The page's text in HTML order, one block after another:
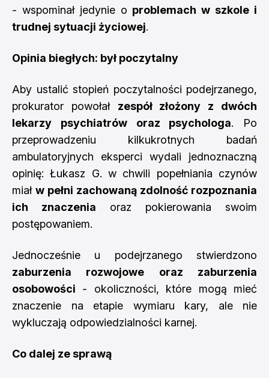
- wspominał jedynie o problemach w szkole i
trudnej sytuacji życiowej.
Opinia biegłych: był poczytalny
Aby ustalić stopień poczytalności podejrzanego,
prokurator powołał zespół złożony z dwóch
lekarzy psychiatrów oraz psychologa. Po
przeprowadzeniu kilkukrotnych badań
ambulatoryjnych eksperci wydali jednoznaczną
opinię: Łukasz G. w chwili popełniania czynów
miał w pełni zachowaną zdolność rozpoznania
ich znaczenia oraz pokierowania swoim
postępowaniem.
Jednocześnie u podejrzanego stwierdzono
zaburzenia rozwojowe oraz zaburzenia
osobowości - okoliczności, które mogą mieć
znaczenie na etapie wymiaru kary, ale nie
wykluczają odpowiedzialności karnej.
Co dalej ze sprawą